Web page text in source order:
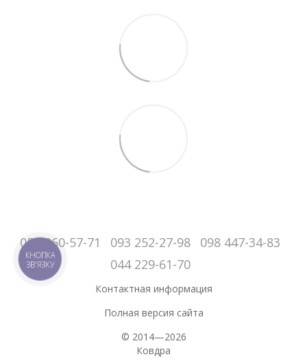
050-060-57-71 093 252-27-98
098 447-34-83
044 229-61-70
Контактная информация
Полная версия сайта
© 2014—2026
Ковдра
КНОПКА
ЗВ'ЯЗКУ